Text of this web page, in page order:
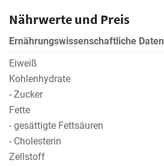
Nährwerte und Preis
Ernährungswissenschaftliche Daten
Eiweiß
Kohlenhydrate
- Zucker
Fette
- gesättigte Fettsäuren
- Cholesterin
Zellstoff